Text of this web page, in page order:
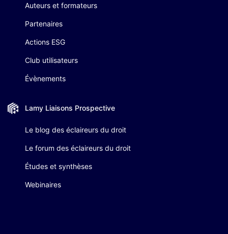
Auteurs et formateurs
Partenaires
Actions ESG
Club utilisateurs
Évènements
Lamy Liaisons Prospective
Le blog des éclaireurs du droit
Le forum des éclaireurs du droit
Études et synthèses
Webinaires